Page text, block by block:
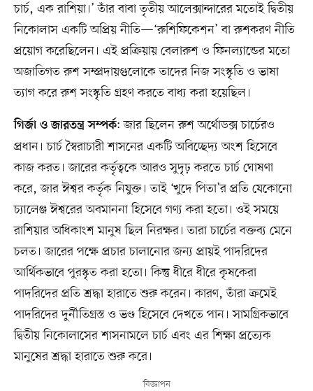
চার্চ, এক রাশিয়া।’ তাঁর বাবা তৃতীয় আলেক্সান্দারের মতোই দ্বিতীয়
নিকোলাস একটি অপ্রিয় নীতি—‘রুশিফিকেশন’ বা রুশকরণ নীতি
প্রয়োগ করেছিলেন। এই প্রক্রিয়ায় বেলারুশ ও ফিনল্যান্ডের মতো
অজাতিগত রুশ সম্প্রদায়গুলোকে তাদের নিজ সংস্কৃতি ও ভাষা
ত্যাগ করে রুশ সংস্কৃতি গ্রহণ করতে বাধ্য করা হয়েছিল।
গির্জা ও জারতন্ত্র সম্পর্ক: জার ছিলেন রুশ অর্থোডক্স চার্চেরও
প্রধান। চার্চ স্বৈরাচারী শাসনের একটি অবিচ্ছেদ্য অংশ হিসেবে
কাজ করত। জারের কর্তৃত্বকে আরও সুদৃঢ় করতে চার্চ ঘোষণা
করে, জার ঈশ্বর কর্তৃক নিযুক্ত। তাই ‘খুদে পিতা’র প্রতি যেকোনো
চ্যালেঞ্জ ঈশ্বরের অবমাননা হিসেবে গণ্য করা হতো। ওই সময়ে
রাশিয়ার অধিকাংশ মানুষ ছিল নিরক্ষর। তারা চার্চের বক্তব্য মেনে
চলত। জারের পক্ষে প্রচার চালানোর জন্য প্রায়ই পাদরিদের
আর্থিকভাবে পুরস্কৃত করা হতো। কিন্তু ধীরে ধীরে কৃষকেরা
পাদরিদের প্রতি শ্রদ্ধা হারাতে শুরু করেন। কারণ, তাঁরা ক্রমেই
পাদরিদের দুর্নীতিগ্রস্ত ও ভণ্ড হিসেবে দেখতে পান। সামগ্রিকভাবে
দ্বিতীয় নিকোলাসের শাসনামলে চার্চ এবং এর শিক্ষা প্রত্যেক
মানুষের শ্রদ্ধা হারাতে শুরু করে।